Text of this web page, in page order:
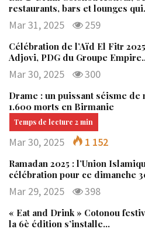
restaurants, bars et lounges
Mar 31, 2025 259
Célébration de l’Aïd El Fitr
Adjovi, PDG du Groupe
Mar 30, 2025 300
Drame : un puissant séisme de
1.600 morts en Birmanie
Mar 30, 2025 1 152
Ramadan 2025 : l’Union
célébration pour ce dimanche
Mar 29, 2025 398
« Eat and Drink » Cotonou
la 6è édition s’installe…